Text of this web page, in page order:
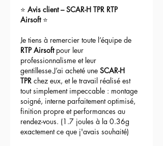
⭐ Avis client – SCAR-H TPR RTP
Airsoft ⭐
Je tiens à remercier toute l’équipe de
RTP Airsoft pour leur
professionnalisme et leur
gentillesse.J’ai acheté une SCAR-H
TPR chez eux, et le travail réalisé est
tout simplement impeccable : montage
soigné, interne parfaitement optimisé,
finition propre et performances au
rendez-vous. (1.7 joules à la 0.36g
exactement ce que j'avais souhaité)